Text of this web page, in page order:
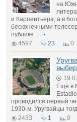
на
и Карпентьера, а в
бесконечными
публике...
4597
23 0
Ещё в
проводился первый
1930-м. Уругвайцы
2433
1 0